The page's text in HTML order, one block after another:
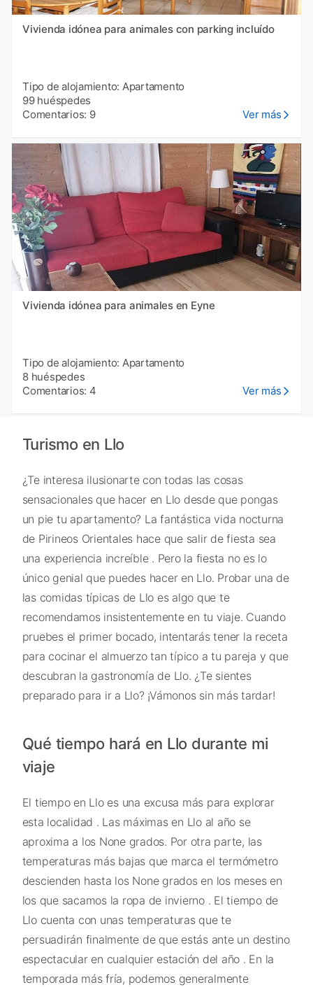
Vivienda idónea para animales con parking incluído
Tipo de alojamiento: Apartamento
99 huéspedes
Comentarios: 9
Ver más
Vivienda idónea para animales en Eyne
Tipo de alojamiento: Apartamento
8 huéspedes
Comentarios: 4
Ver más
Turismo en Llo
¿Te interesa ilusionarte con todas las cosas
sensacionales que hacer en Llo desde que pongas
un pie tu apartamento? La fantástica vida nocturna
de Pirineos Orientales hace que salir de fiesta sea
una experiencia increíble . Pero la fiesta no es lo
único genial que puedes hacer en Llo. Probar una de
las comidas típicas de Llo es algo que te
recomendamos insistentemente en tu viaje. Cuando
pruebes el primer bocado, intentarás tener la receta
para cocinar el almuerzo tan típico a tu pareja y que
descubran la gastronomía de Llo. ¿Te sientes
preparado para ir a Llo? ¡Vámonos sin más tardar!
Qué tiempo hará en Llo durante mi
viaje
El tiempo en Llo es una excusa más para explorar
esta localidad . Las máximas en Llo al año se
aproxima a los None grados. Por otra parte, las
temperaturas más bajas que marca el termómetro
descienden hasta los None grados en los meses en
los que sacamos la ropa de invierno . El tiempo de
Llo cuenta con unas temperaturas que te
persuadirán finalmente de que estás ante un destino
espectacular en cualquier estación del año . En la
temporada más fría, podemos generalmente